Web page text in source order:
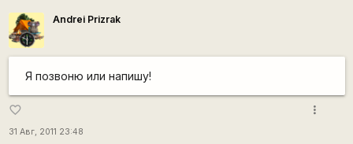
Andrei Prizrak
Я позвоню или напишу!
favorite_border
31 Авг, 2011 23:48
more_vert